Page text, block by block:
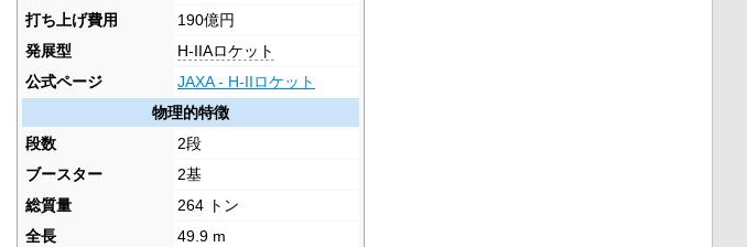
打ち上げ費用
190億円
発展型
H-IIAロケット
公式ページ
JAXA - H-IIロケット
物理的特徴
段数
2段
ブースター
2基
総質量
264 トン
全長
49.9 m